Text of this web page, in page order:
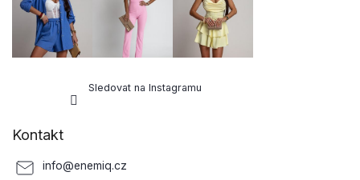
Sledovat na Instagramu
Kontakt
info@enemiq.cz